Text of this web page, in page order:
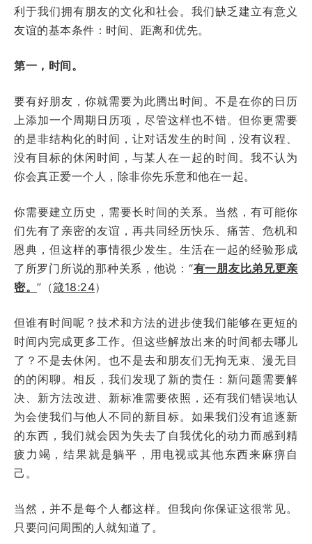
利于我们拥有朋友的文化和社会。我们缺乏建立有意义
友谊的基本条件：时间、距离和优先。
第一，时间。
要有好朋友，你就需要为此腾出时间。不是在你的日历
上添加一个周期日历项，尽管这样也不错。但你更需要
的是非结构化的时间，让对话发生的时间，没有议程、
没有目标的休闲时间，与某人在一起的时间。我不认为
你会真正爱一个人，除非你先乐意和他在一起。
你需要建立历史，需要长时间的关系。当然，有可能你
们先有了亲密的友谊，再共同经历快乐、痛苦、危机和
恩典，但这样的事情很少发生。生活在一起的经验形成
了所罗门所说的那种关系，他说：“有一朋友比弟兄更亲
密。 ”（箴18:24）
但谁有时间呢？技术和方法的进步使我们能够在更短的
时间内完成更多工作。但这些解放出来的时间都去哪儿
了？不是去休闲。也不是去和朋友们无拘无束、漫无目
的的闲聊。相反，我们发现了新的责任：新问题需要解
决、新方法改进、新标准需要依照，还有我们错误地认
为会使我们与他人不同的新目标。如果我们没有追逐新
的东西，我们就会因为失去了自我优化的动力而感到精
疲力竭，结果就是躺平，用电视或其他东西来麻痹自
己。
当然，并不是每个人都这样。但我向你保证这很常见。
只要问问周围的人就知道了。